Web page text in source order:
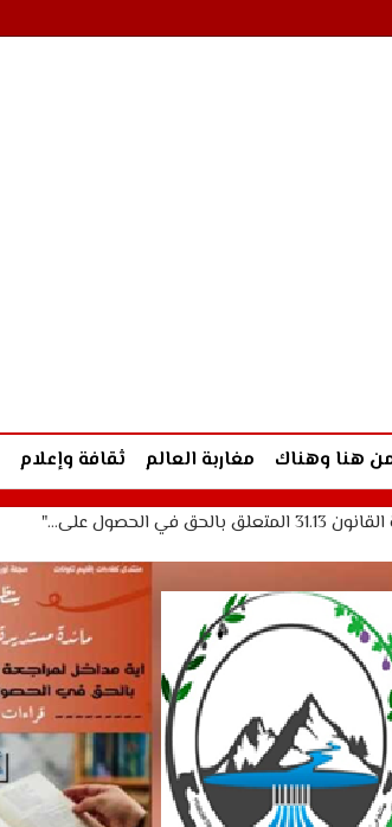
هنا وهناك مغاربة العالم ثقافة وإعلام
على…"